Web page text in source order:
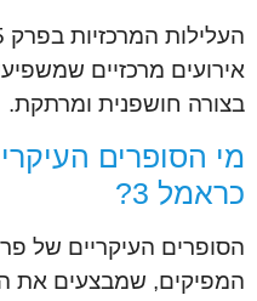
אירועים מרכזיים
בצורה חושפנית ומרתקת.
כראמל 3?
המפיקים, שמבצעים את